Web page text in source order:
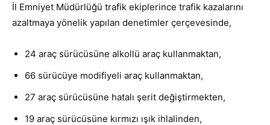
İl Emniyet Müdürlüğü trafik ekiplerince trafik kazalarını
azaltmaya yönelik yapılan denetimler çerçevesinde,
24 araç sürücüsüne alkollü araç kullanmaktan,
66 sürücüye modifiyeli araç kullanmaktan,
27 araç sürücüsüne hatalı şerit değiştirmekten,
19 araç sürücüsüne kırmızı ışık ihlalinden,